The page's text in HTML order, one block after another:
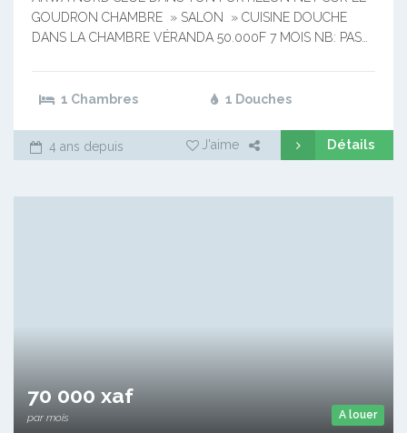
GOUDRON CHAMBRE » SALON » CUISINE DOUCHE
DANS LA CHAMBRE VÉRANDA 50.000F 7 MOIS NB: PAS…
1 Chambres 1 Douches
4 ans depuis J'aime Détails
A louer
70 000 xaf
par mois